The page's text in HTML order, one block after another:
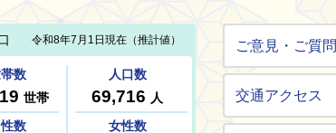
ご意見・ご質問
交通アクセス